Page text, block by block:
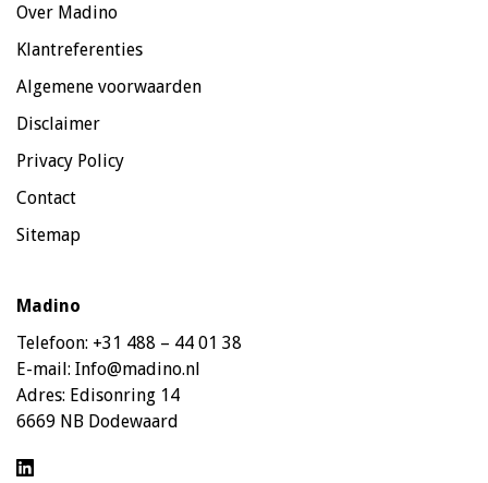
Over Madino
Klantreferenties
Algemene voorwaarden
Disclaimer
Privacy Policy
Contact
Sitemap
Madino
Telefoon: +31 488 – 44 01 38
E-mail: Info@madino.nl
Adres: Edisonring 14
6669 NB Dodewaard